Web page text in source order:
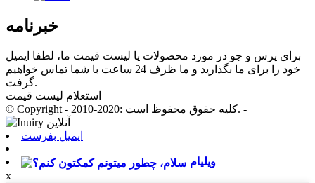
خبرنامه
برای پرس و جو در مورد محصولات یا لیست قیمت ما، لطفا ایمیل
خود را برای ما بگذارید و ما ظرف 24 ساعت با شما تماس خواهیم
گرفت.
استعلام لیست قیمت
© Copyright - 2010-2020: کلیه حقوق محفوظ است. -
ایمیل بفرست
ویلیام
x